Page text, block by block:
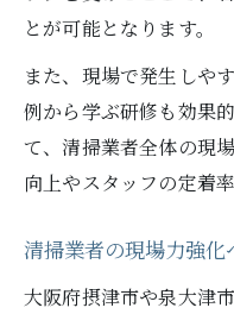
とが可能となります。
また、現場で発生しや
例から学ぶ研修も効果
て、清掃業者全体の現
向上やスタッフの定着
清掃業者の現場力強
大阪府摂津市や泉大津